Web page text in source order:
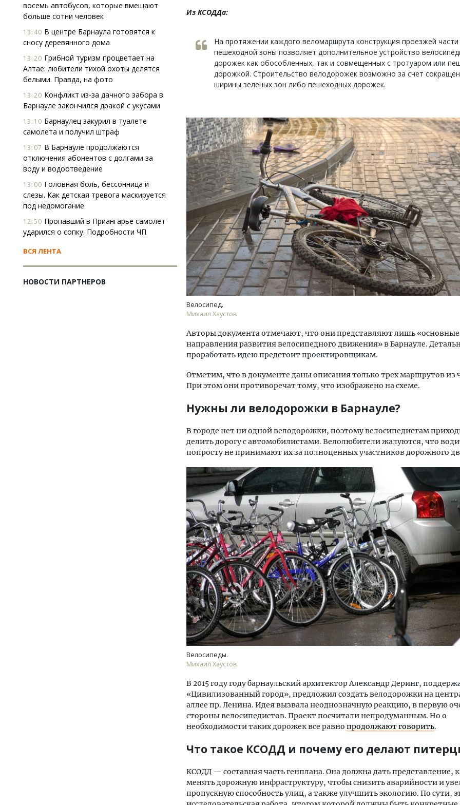
восемь автобусов, которые вмещают
больше сотни человек
13:40 В центре Барнаула готовятся к
сносу деревянного дома
13:20 Грибной туризм процветает на
Алтае: любители тихой охоты делятся
белыми. Правда, на фото
13:20 Конфликт из-за дачного забора в
Барнауле закончился дракой с укусами
13:10 Барнаулец закурил в туалете
самолета и получил штраф
13:07 В Барнауле продолжаются
отключения абонентов с долгами за
воду и водоотведение
13:00 Головная боль, бессонница и
слезы. Как детская тревога маскируется
под недомогание
12:50 Пропавший в Приангарье самолет
ударился о сопку. Подробности ЧП
ВСЯ ЛЕНТА
НОВОСТИ ПАРТНЕРОВ
Из КСОДДа:
На протяжении каждого веломаршрута конструкция проезжей части
пешеходной зоны позволяет дополнительное устройство
дорожек как обособленных, так и совмещенных с тротуаром или
дорожкой. Строительство велодорожек возможно за счет
ширины зеленых зон либо пешеходных дорожек.
Велосипед.
Михаил Хаустов
Авторы документа отмечают, что они представляют лишь «основные
направления развития велосипедного движения» в Барнауле.
проработать идею предстоит проектировщикам.
Отметим, что в документе даны описания только трех маршрутов из
При этом они противоречат тому, что изображено на схеме.
Нужны ли велодорожки в Барнауле?
В городе нет ни одной велодорожки, поэтому велосипедистам
делить дорогу с автомобилистами. Велолюбители жалуются, что
попросту не принимают их за полноценных участников дорожного
Велосипеды.
Михаил Хаустов
В 2015 году году барнаульский архитектор Александр Деринг,
«Цивилизованный город», предложил создать велодорожки на
аллее пр. Ленина. Идея вызвала неоднозначную реакцию, в первую
стороны велосипедистов. Проект посчитали непродуманным. Но о
необходимости таких дорожек все равно продолжают говорить.
Что такое КСОДД и почему его делают
КСОДД — составная часть генплана. Она должна дать представление,
менять дорожную инфраструктуру, чтобы снизить аварийности и
пропускную способность улиц, а также улучшить экологию. По сути,